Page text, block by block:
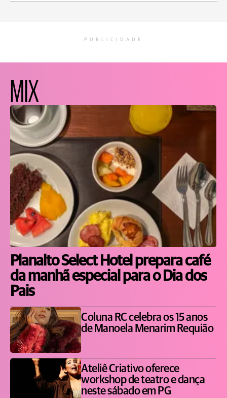
PUBLICIDADE
MIX
Planalto Select Hotel prepara café
da manhã especial para o Dia dos
Pais
Coluna RC celebra os 15 anos
de Manoela Menarim Requião
Ateliê Criativo oferece
workshop de teatro e dança
neste sábado em PG